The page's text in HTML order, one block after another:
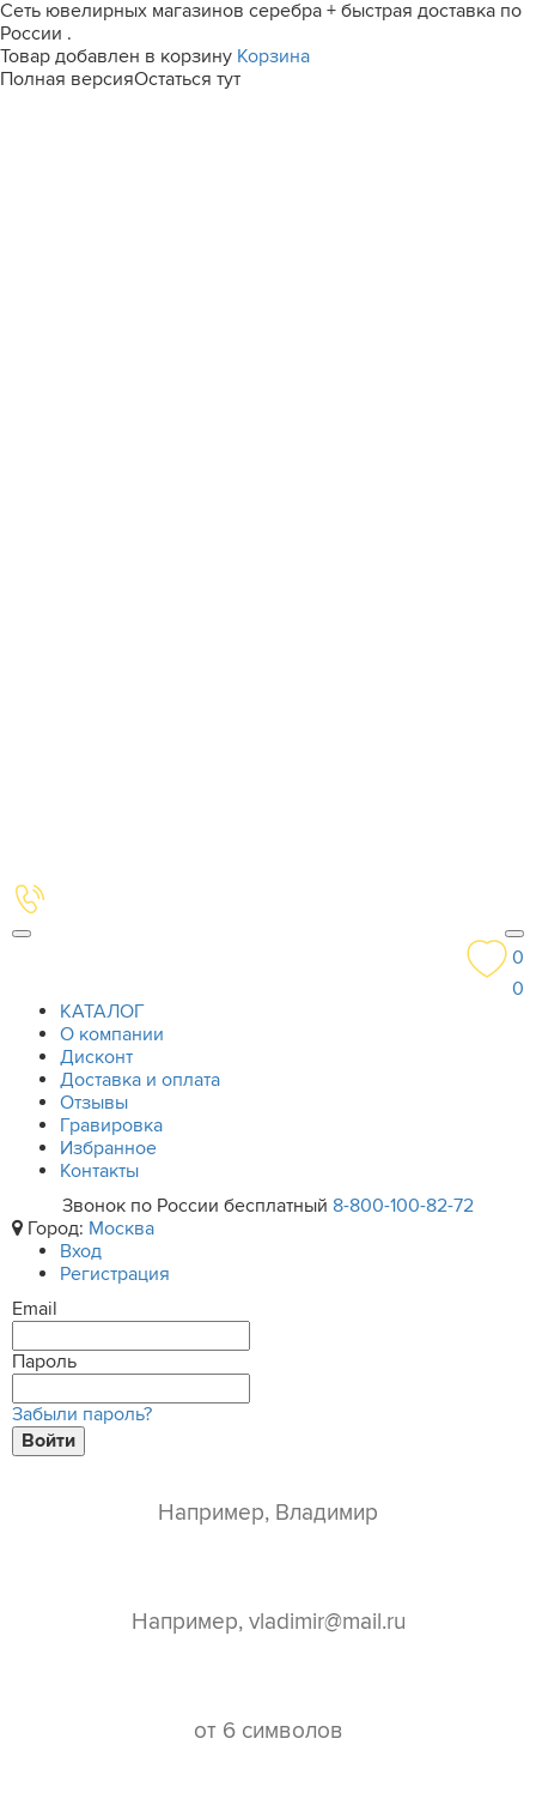
Сеть ювелирных магазинов серебра + быстрая доставка по
России .
Товар добавлен в корзину Корзина
Полная версияОстаться тут
0
0
КАТАЛОГ
О компании
Дисконт
Доставка и оплата
Отзывы
Гравировка
Избранное
Контакты
Звонок по России бесплатный 8-800-100-82-72
Город: Москва
Вход
Регистрация
Email
Пароль
Забыли пароль?
Войти